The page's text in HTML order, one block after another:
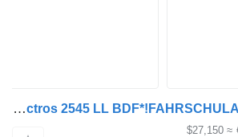
Mercedes-Benz Actros 2546 Actros 2545 LL BDF*!FAHRSCHULAUTO!*Intarder* E6